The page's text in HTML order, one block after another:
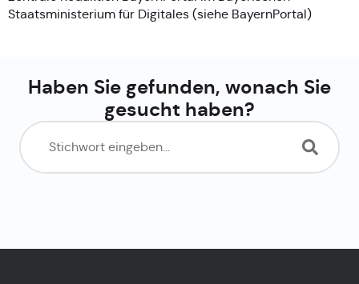
Staatsministerium für Digitales (siehe BayernPortal)
Haben Sie gefunden, wonach Sie
gesucht haben?